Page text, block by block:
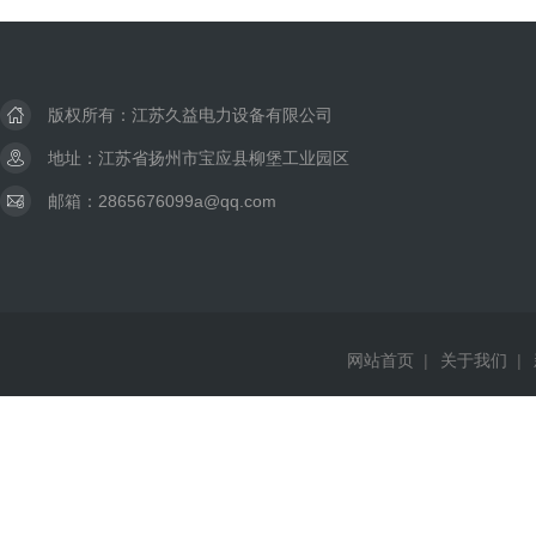
版权所有：江苏久益电力设备有限公司
地址：江苏省扬州市宝应县柳堡工业园区
邮箱：2865676099a@qq.com
网站首页 | 关于我们 |